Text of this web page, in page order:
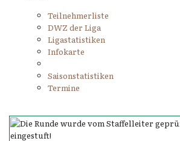
Teilnehmerliste
DWZ der Liga
Ligastatistiken
Infokarte
Saisonstatistiken
Termine